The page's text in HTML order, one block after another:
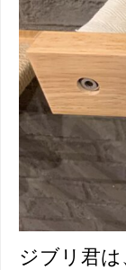
ジブリ君